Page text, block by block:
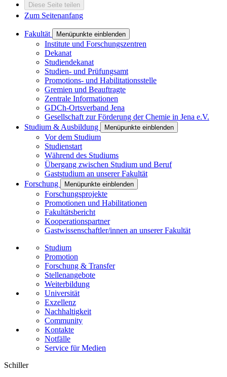
Diese Seite teilen
Zum Seitenanfang
Fakultät Menüpunkte einblenden
Institute und Forschungszentren
Dekanat
Studiendekanat
Studien- und Prüfungsamt
Promotions- und Habilitationsstelle
Gremien und Beauftragte
Zentrale Informationen
GDCh-Ortsverband Jena
Gesellschaft zur Förderung der Chemie in Jena e.V.
Studium & Ausbildung
Menüpunkte einblenden
Vor dem Studium
Studienstart
Während des Studiums
Übergang zwischen Studium und Beruf
Gaststudium an unserer Fakultät
Forschung
Menüpunkte einblenden
Forschungsprojekte
Promotionen und Habilitationen
Fakultätsbericht
Kooperationspartner
Gastwissenschaftler/innen an unserer Fakultät
Studium
Promotion
Forschung & Transfer
Stellenangebote
Weiterbildung
Universität
Exzellenz
Nachhaltigkeit
Community
Kontakte
Notfälle
Service für Medien
Schiller